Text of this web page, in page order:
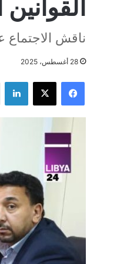
ناقش الاجتماع
28 أغسطس، 2025
فيسبوك ‫X